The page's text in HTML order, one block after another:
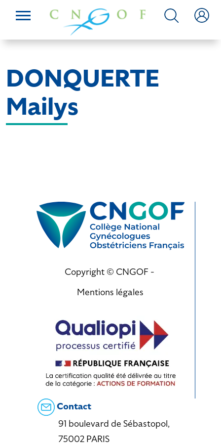
DONQUERTE
Mailys
Copyright © CNGOF -
Mentions légales
Contact
91 boulevard de Sébastopol,
75002 PARIS